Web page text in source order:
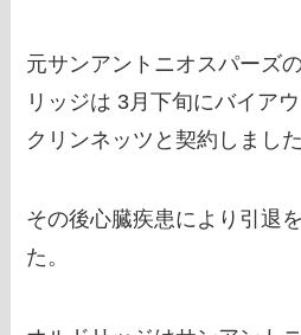
元サンアントニオスパーズ
リッジは 3月下旬にバイア
クリンネッツと契約しました
その後心臓疾患により引退
た。